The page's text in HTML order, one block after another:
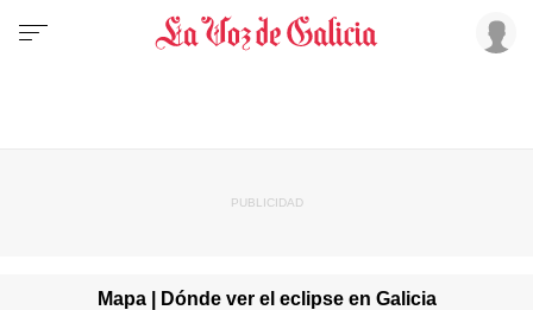
Mapa | Dónde ver el eclipse en Galicia